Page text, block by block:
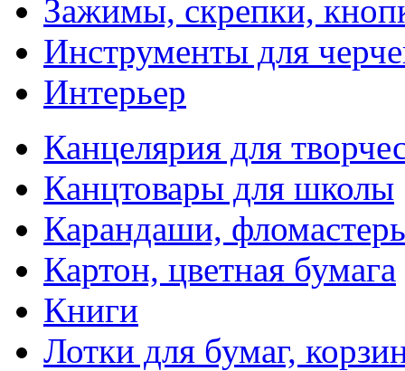
Зажимы, скрепки,
Инструменты для
Интерьер
Канцелярия для
Канцтовары для школы
Карандаши,
Картон, цветная бумага
Книги
Лотки для бумаг,